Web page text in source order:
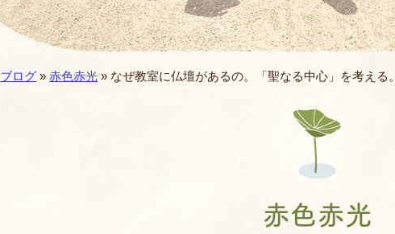
預かり保育
施設／セキュリティ
ブログ » 赤色赤光 » なぜ教室に仏壇があるの。「聖なる中心」を考える。
赤色赤光